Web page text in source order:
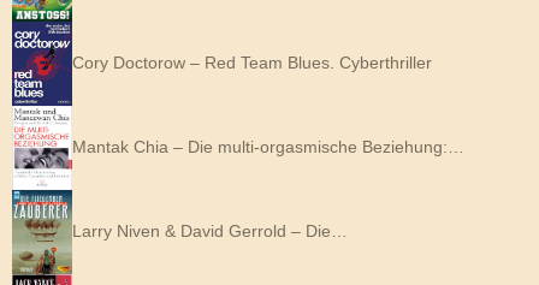
Cory Doctorow – Red Team Blues. Cyberthriller
Mantak Chia – Die multi-orgasmische Beziehung:…
Larry Niven & David Gerrold – Die…